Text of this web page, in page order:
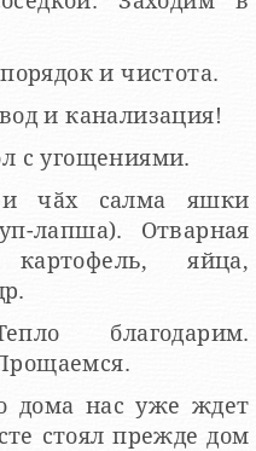
и чистота.
и канализация!
с угощениями.
чӑх салма яшки
лапша). Отварная
яйца,
благодарим.
дома нас уже ждет
стоял прежде дом